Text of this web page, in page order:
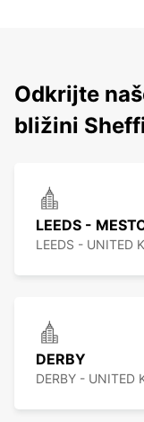
Odkrijte
bližini
LEEDS -
LEEDS - UNITED
DERBY
DERBY - UNITED